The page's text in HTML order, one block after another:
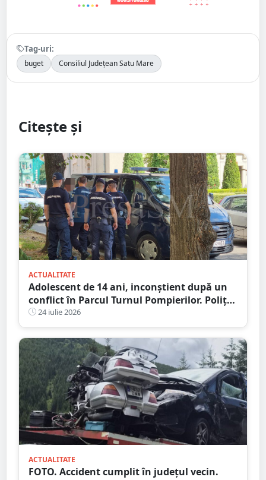
Tag-uri:
buget Consiliul Județean Satu Mare
Citește și
ACTUALITATE
Adolescent de 14 ani, inconștient după un
conflict în Parcul Turnul Pompierilor. Poliția
a deschis dosar penal
24 iulie 2026
ACTUALITATE
FOTO. Accident cumplit în județul vecin.